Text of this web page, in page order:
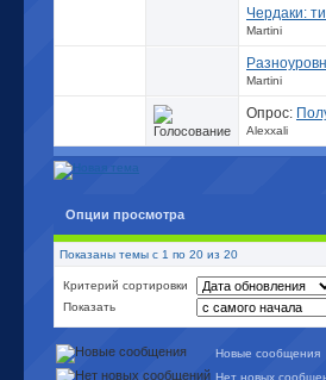
Чердаки:
Martini
Martini
Опрос:
Alexxali
Опции просмотра
Показаны темы с 1 по 20 из 20
Критерий сортировки
Показать
Новые сообщения
Нет новых